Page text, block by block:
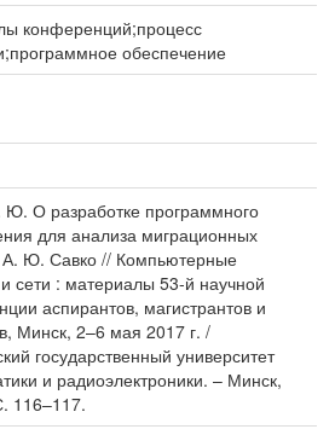
конференций;процесс
обеспечение
Ю. О разработке программного
для анализа миграционных
Ю. Савко // Компьютерные
сети : материалы 53-й научной
аспирантов, магистрантов и
Минск, 2–6 мая 2017 г. /
государственный университет
и радиоэлектроники. – Минск,
116–117.